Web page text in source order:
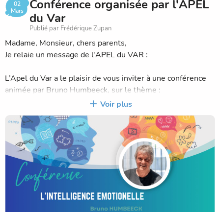
02
Mars
Conférence organisée par l'APEL
du Var
Publié par Frédérique Zupan
Madame, Monsieur, chers parents,
Je relaie un message de l'APEL du VAR :
L’Apel du Var a le plaisir de vous inviter à une conférence
animée par Bruno Humbeeck, sur le thème :
« L’intelligence émotionnelle »
📅 Jeudi 12 mars 2026
🕗 20h00
📍 Externat Saint-Joseph (La Cordeille)
2229 route de Faveyrolles – 83190 Ollioules
Bruno Humbeeck est chercheur en pédagogie familiale et
scolaire à l’Université de Mons (Belgique).
Voir plus